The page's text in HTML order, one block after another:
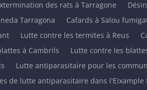
des rats à Tarragone
Tarragona
Cafards à Salou
Lutte contre les termites à Reus
à Cambrils
Lutte contre les
Lutte antiparasitaire pour les
de lutte antiparasitaire dans l'Eixample